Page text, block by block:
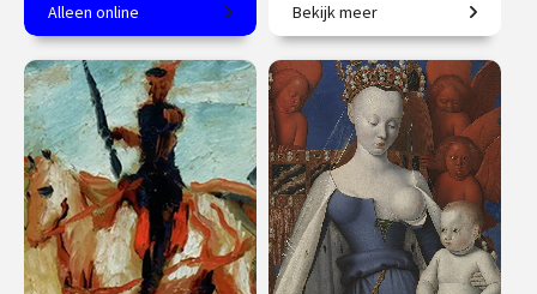
Kunsthistoricus Martijn
Pieters over humor in 16e en
17e-eeuwse kunst.
€ 35.00
vanaf 8
sep.
Online
Alleen online
In het spoor van de grote
natuurhistorische
ontdekkingsreizigers.
€ 109.00
vanaf 16
sep.
Op locatie
Bekijk meer